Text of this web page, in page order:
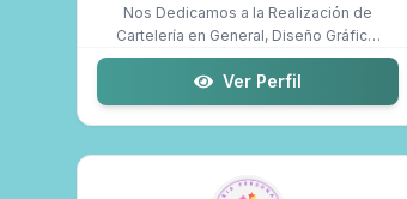
Nos Dedicamos a la Realización de
Cartelería en General, Diseño Gráfico,
Estampa...
Ver Perfil